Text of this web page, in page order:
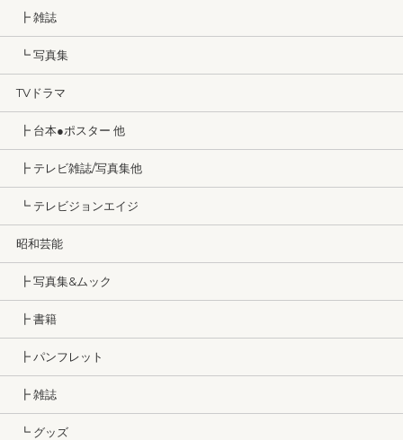
┣ 雑誌
┗ 写真集
TVドラマ
┣ 台本●ポスター 他
┣ テレビ雑誌/写真集他
┗ テレビジョンエイジ
昭和芸能
┣ 写真集&ムック
┣ 書籍
┣ パンフレット
┣ 雑誌
┗ グッズ